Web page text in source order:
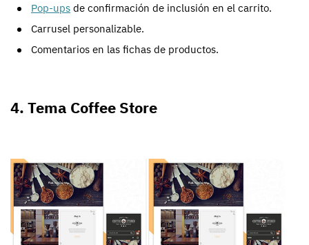
Pop-ups de confirmación de inclusión en el carrito.
Carrusel personalizable.
Comentarios en las fichas de productos.
4. Tema Coffee Store